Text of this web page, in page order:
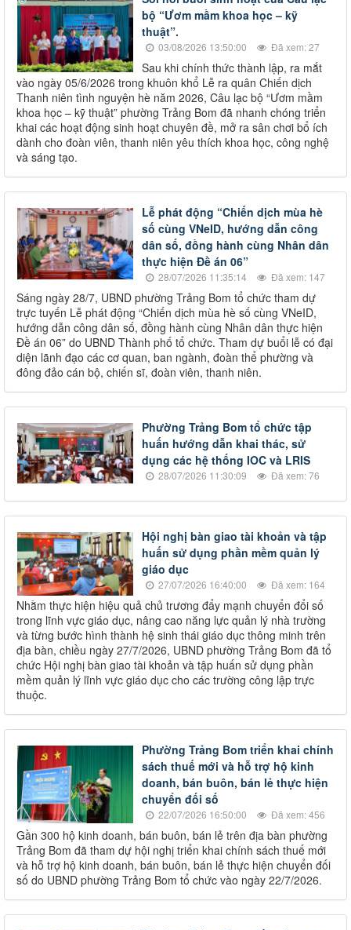
bộ “Ươm mầm khoa học – kỹ
thuật”.
03/08/2026 13:50:00 Đã xem: 27
Sau khi chính thức thành lập, ra mắt
vào ngày 05/6/2026 trong khuôn khổ Lễ ra quân Chiến dịch
Thanh niên tình nguyện hè năm 2026, Câu lạc bộ “Ươm mầm
khoa học – kỹ thuật” phường Trảng Bom đã nhanh chóng triển
khai các hoạt động sinh hoạt chuyên đề, mở ra sân chơi bổ ích
dành cho đoàn viên, thanh niên yêu thích khoa học, công nghệ
và sáng tạo.
Lễ phát động “Chiến dịch mùa hè
số cùng VNeID, hướng dẫn công
dân số, đồng hành cùng Nhân dân
thực hiện Đề án 06”
28/07/2026 11:35:14 Đã xem: 147
Sáng ngày 28/7, UBND phường Trảng Bom tổ chức tham dự
trực tuyến Lễ phát động “Chiến dịch mùa hè số cùng VNeID,
hướng dẫn công dân số, đồng hành cùng Nhân dân thực hiện
Đề án 06” do UBND Thành phố tổ chức. Tham dự buổi lễ có đại
diện lãnh đạo các cơ quan, ban ngành, đoàn thể phường và
đông đảo cán bộ, chiến sĩ, đoàn viên, thanh niên.
Phường Trảng Bom tổ chức tập
huấn hướng dẫn khai thác, sử
dụng các hệ thống IOC và LRIS
28/07/2026 11:30:09 Đã xem: 76
Hội nghị bàn giao tài khoản và tập
huấn sử dụng phần mềm quản lý
giáo dục
27/07/2026 16:40:00 Đã xem: 164
Nhằm thực hiện hiệu quả chủ trương đẩy mạnh chuyển đổi số
trong lĩnh vực giáo dục, nâng cao năng lực quản lý nhà trường
và từng bước hình thành hệ sinh thái giáo dục thông minh trên
địa bàn, chiều ngày 27/7/2026, UBND phường Trảng Bom đã tổ
chức Hội nghị bàn giao tài khoản và tập huấn sử dụng phần
mềm quản lý lĩnh vực giáo dục cho các trường công lập trực
thuộc.
Phường Trảng Bom triển khai chính
sách thuế mới và hỗ trợ hộ kinh
doanh, bán buôn, bán lẻ thực hiện
chuyển đối số
22/07/2026 16:50:00 Đã xem: 456
Gần 300 hộ kinh doanh, bán buôn, bán lẻ trên địa bàn phường
Trảng Bom đã tham dự hội nghị triển khai chính sách thuế mới
và hỗ trợ hộ kinh doanh, bán buôn, bán lẻ thực hiện chuyển đối
số do UBND phường Trảng Bom tổ chức vào ngày 22/7/2026.